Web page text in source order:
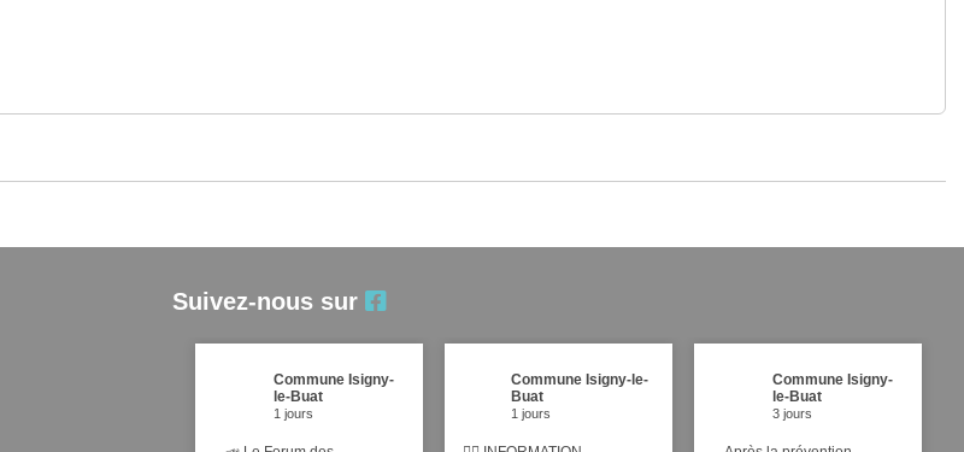
Suivez-nous sur
Commune Isigny-
le-Buat
1 jours
Commune Isigny-le-
Buat
1 jours
Commune Isigny-
le-Buat
3 jours